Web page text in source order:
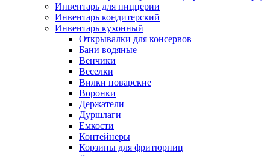
Инвентарь для пиццерии
Инвентарь кондитерский
Инвентарь кухонный
Открывалки для консервов
Бани водяные
Венчики
Веселки
Вилки поварские
Воронки
Держатели
Дуршлаги
Емкости
Контейнеры
Корзины для фритюрниц